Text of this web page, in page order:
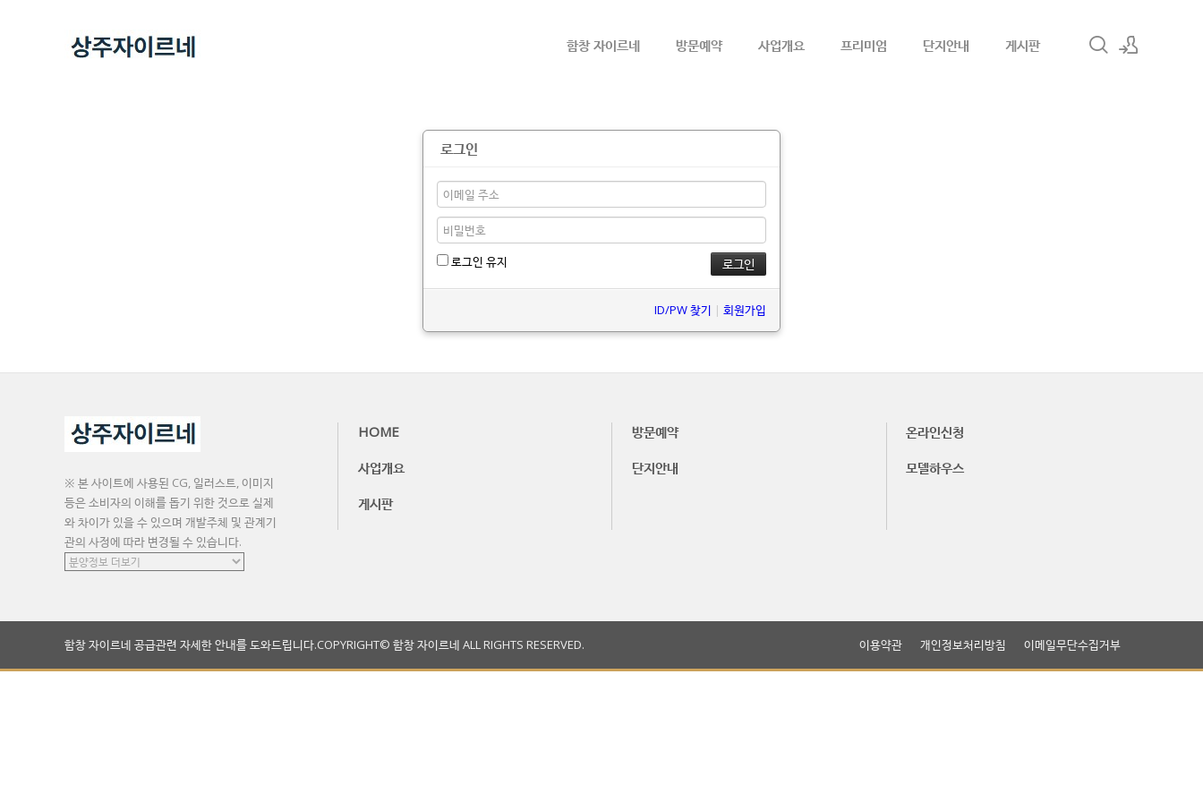
함창 자이르네 방문예약 사업개요 프리미엄 단지안내 게시판
로그인
로그인 유지
ID/PW 찾기 | 회원가입
※ 본 사이트에 사용된 CG, 일러스트, 이미지
등은 소비자의 이해를 돕기 위한 것으로 실제
와 차이가 있을 수 있으며 개발주체 및 관계기
관의 사정에 따라 변경될 수 있습니다.
HOME 방문예약
온라인신청
사업개요
단지안내
모델하우스
게시판
함창 자이르네 공급관련 자세한 안내를 도와드립니다. 이메일무단수집거부
개인정보처리방침
이용약관
COPYRIGHT© 함창 자이르네 ALL RIGHTS RESERVED.